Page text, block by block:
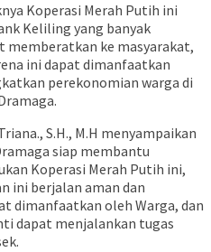
Koperasi Merah Putih ini
Keliling yang banyak
memberatkan ke masyarakat,
ini dapat dimanfaatkan
perekonomian warga di
S.H., M.H menyampaikan
siap membantu
Koperasi Merah Putih ini,
ini berjalan aman dan
dimanfaatkan oleh Warga, dan
dapat menjalankan tugas